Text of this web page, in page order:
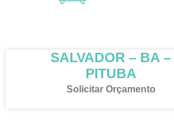
SALVADOR – BA –
PITUBA
Solicitar Orçamento